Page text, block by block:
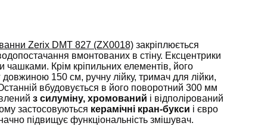
Zerix DMT 827 (ZX0018) закріплюється
вмонтованих в стіну. Ексцентрики
чашками. Крім кріпильних елементів, його
150 см, ручну лійку, тримач для лійки,
вбудовується в його поворотний 300 мм
з силуміну, хромований і відполірований
застосовуються керамічні кран-букси і євро
підвищує функціональність змішувач.